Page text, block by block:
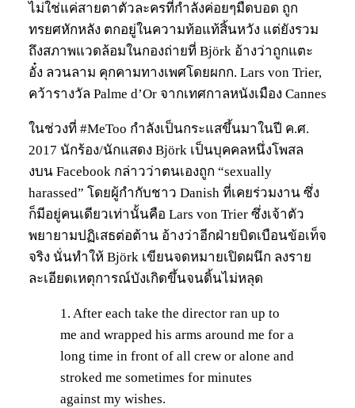
ไม่ใช่แค่สายตาตัวละครที่กำลังค่อยๆมืดบอด ถูก
ทรยศหักหลัง ตกอยู่ในความท้อแท้สิ้นหวัง แต่ยังรวม
ถึงสภาพแวดล้อมในกองถ่ายที่ Björk อ้างว่าถูกแตะ
อั๋ง ลวนลาม คุกคามทางเพศโดยผกก. Lars von Trier,
คว้ารางวัล Palme d’Or จากเทศกาลหนังเมือง Cannes
ในช่วงที่ #MeToo กำลังเป็นกระแสขึ้นมาในปี ค.ศ.
2017 นักร้อง/นักแสดง Björk เป็นบุคคลหนึ่งโพสล
งบน Facebook กล่าวว่าตนเองถูก “sexually
harassed” โดยผู้กำกับชาว Danish ที่เคยร่วมงาน ซึ่ง
ก็มีอยู่คนเดียวเท่านั้นคือ Lars von Trier ซึ่งเจ้าตัว
พยายามปฏิเสธต่อต้าน อ้างว่าอีกฝ่ายบิดเบือนข้อเท็จ
จริง นั่นทำให้ Björk เขียนจดหมายเปิดผนึก ลงราย
ละเอียดเหตุการณ์บังเกิดขึ้นจนดิ้นไม่หลุด
1. After each take the director ran up to
me and wrapped his arms around me for a
long time in front of all crew or alone and
stroked me sometimes for minutes
against my wishes.